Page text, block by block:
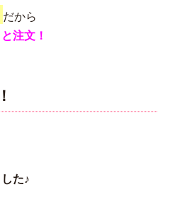
だから
注文！
た♪